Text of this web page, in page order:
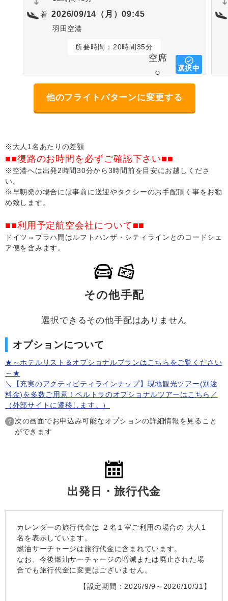
着 2026/09/14（月）09:45
羽田空港
所要時間：20時間35分
空席
○
選択中
他のフライトパターンに変更する
※大人1名あたりの差額
■■復路のお時間を必ずご確認下さい■■
※空港へは出発2時間30分から3時間前を目安にお越しくださ
い。
※早朝発の場合には事前に送迎やタクシーのお手配頂く事をお勧
め致します。
■■利用予定航空会社について■■
ドイツ⇔プラハ間はルフトハンザ・シティラインとのコードシェ
ア便を含みます。
その他手配
選択できるその他手配はありません
オプションについて
★～ホテルリスト＆オプショナルプランはこちらをご覧ください
～★
＼【充実のアクティビティラインナップ】現地観光ツアー(別途
料金)を多数ご用意！ベルトラのオプショナルツアーはこちら／
（外部サイトに遷移します。）
次の画面でお申込み可能なオプションの詳細情報を見ること
ができます
出発日・旅行代金
カレンダーの旅行代金は ２名１室 ご利用の場合の 大人1
名を表示しています。
燃油サーチャージは旅行代金に含まれています。
なお、今後燃油サーチャージの増減または廃止された場
合でも旅行代金に変更はございません。
【設定期間：2026/9/9～2026/10/31】